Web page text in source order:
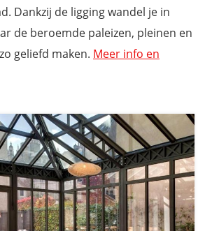
Dankzij de ligging wandel je in
de beroemde paleizen, pleinen en
geliefd maken. Meer info en